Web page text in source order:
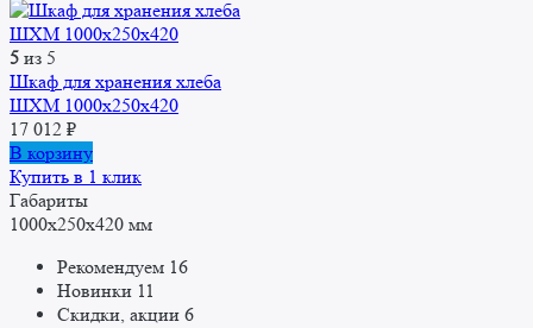
5 из 5
Шкаф для хранения хлеба
ШХМ 1000x250x420
17 012 ₽
В корзину
Купить в 1 клик
Габариты
1000x250x420 мм
Рекомендуем 16
Новинки 11
Скидки, акции 6